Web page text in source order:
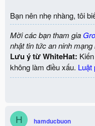
Bạn nên nhẹ nhàng, tôi
Mời các bạn tham gia
nhật tin tức an ninh mạng
Lưu ý từ WhiteHat:
không làm điều xấu. Luật
H hamducbuon